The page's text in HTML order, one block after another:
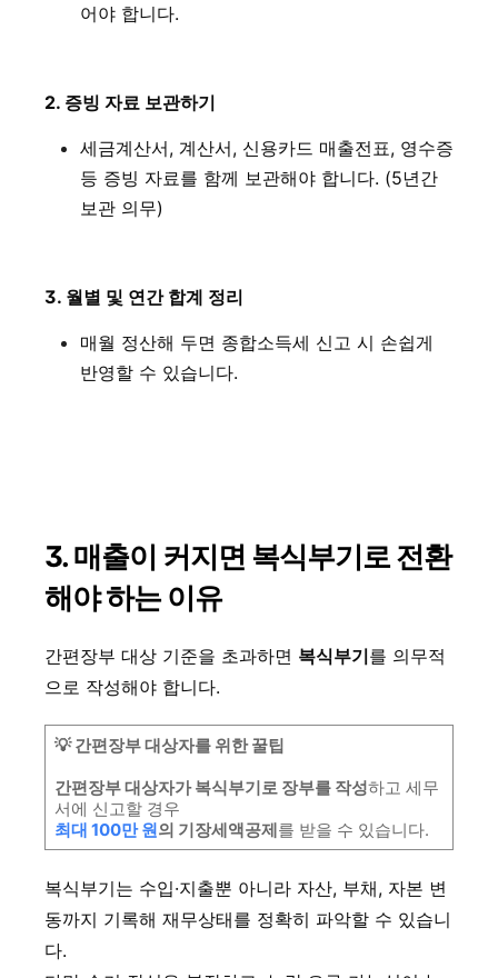
어야 합니다.
2. 증빙 자료 보관하기
세금계산서, 계산서, 신용카드 매출전표, 영수증
등 증빙 자료를 함께 보관해야 합니다. (5년간
보관 의무)
3. 월별 및 연간 합계 정리
매월 정산해 두면 종합소득세 신고 시 손쉽게
반영할 수 있습니다.
3. 매출이 커지면 복식부기로 전환
해야 하는 이유
간편장부 대상 기준을 초과하면 복식부기를 의무적
으로 작성해야 합니다.
💡 간편장부 대상자를 위한 꿀팁
간편장부 대상자가 복식부기로 장부를 작성하고 세무
서에 신고할 경우
최대 100만 원의 기장세액공제 를 받을 수 있습니다.
복식부기는 수입·지출뿐 아니라 자산, 부채, 자본 변
동까지 기록해 재무상태를 정확히 파악할 수 있습니
다.